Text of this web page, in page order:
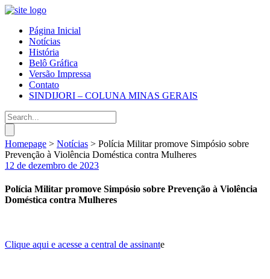
Página Inicial
Notícias
História
Belô Gráfica
Versão Impressa
Contato
SINDIJORI – COLUNA MINAS GERAIS
Homepage > Notícias > Polícia Militar promove Simpósio sobre
Prevenção à Violência Doméstica contra Mulheres
12 de dezembro de 2023
Polícia Militar promove Simpósio sobre Prevenção à Violência
Doméstica contra Mulheres
Clique aqui e acesse a central de assinante